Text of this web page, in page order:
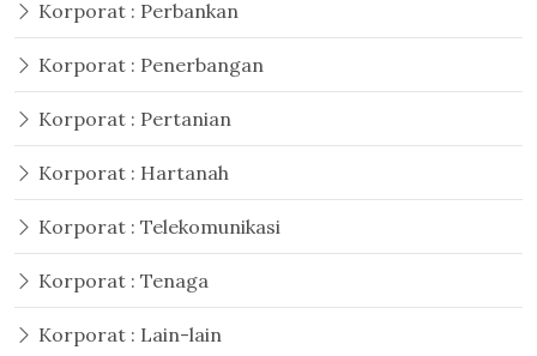
Korporat : Perbankan
Korporat : Penerbangan
Korporat : Pertanian
Korporat : Hartanah
Korporat : Telekomunikasi
Korporat : Tenaga
Korporat : Lain-lain